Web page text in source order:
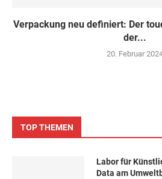
Verpackung neu definiert: Der
der...
20. Februar
TOP THEMEN
Labor für
Data am